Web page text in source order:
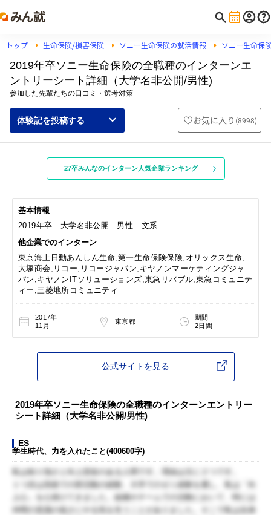
トップ 生命保険/損害保険 ソニー生命保険の就活情報 ソニー生命保
2019年卒ソニー生命保険の全職種のインターンエ
ントリーシート詳細（大学名非公開/男性)
参加した先輩たちの口コミ・選考対策
体験記を投稿する お気に入り (8998)
27卒みんなのインターン人気企業ランキング
基本情報
2019年卒｜大学名非公開｜男性｜文系
他企業でのインターン
東京海上日動あんしん生命,第一生命保険保険,オリックス生命,
大塚商会,リコー,リコージャパン,キヤノンマーケティングジャ
パン,キヤノンITソリューションズ,東急リバブル,東急コミュニテ
ィー,三菱地所コミュニティ
2017年
11月
東京都
期間
2日間
公式サイトを見る
2019年卒ソニー生命保険の全職種のインターンエントリー
シート詳細（大学名非公開/男性)
ES
学生時代、力を入れたこと(400600字)
私は粘り強さと向上意欲のある人間です。理由は主に２つです。
１つ目は高校での部活動の経験、大学でのゼミ経験を通し、私は「向
上心」を心掛けてきました。組織やチームでの活動において、時には
仲間の意識の低さにやる気を失うことがありました。そこで私は自身